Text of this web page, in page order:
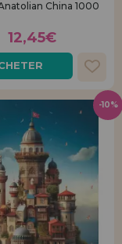
China 1000
12,45€
-10%